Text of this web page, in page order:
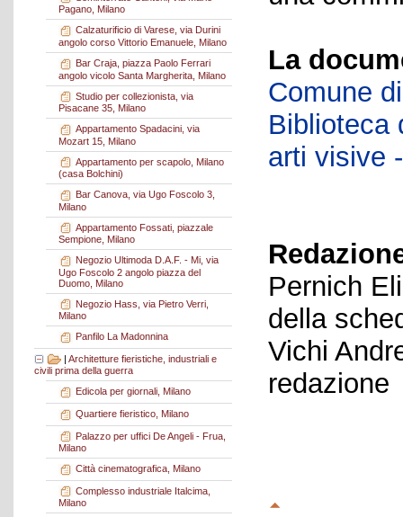
Pagano, Milano
Calzaturificio di Varese, via Durini
angolo corso Vittorio Emanuele, Milano
Bar Craja, piazza Paolo Ferrari
angolo vicolo Santa Margherita, Milano
Studio per collezionista, via
Pisacane 35, Milano
Appartamento Spadacini, via
Mozart 15, Milano
Appartamento per scapolo, Milano
(casa Bolchini)
Bar Canova, via Ugo Foscolo 3,
Milano
Appartamento Fossati, piazzale
Sempione, Milano
Negozio Ultimoda D.A.F. - Mi, via
Ugo Foscolo 2 angolo piazza del
Duomo, Milano
Negozio Hass, via Pietro Verri,
Milano
Panfilo La Madonnina
| Architetture fieristiche, industriali e
civili prima della guerra
Edicola per giornali, Milano
Quartiere fieristico, Milano
Palazzo per uffici De Angeli - Frua,
Milano
Città cinematografica, Milano
Complesso industriale Italcima,
Milano
La
Comune
Biblioteca
arti visive
Pernich
della
Vichi
redazione